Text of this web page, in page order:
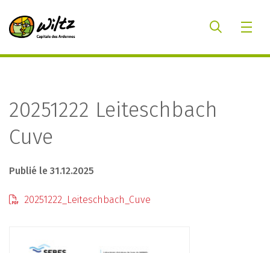
20251222 Leiteschbach
Cuve
Publié le 31.12.2025
20251222_Leiteschbach_Cuve